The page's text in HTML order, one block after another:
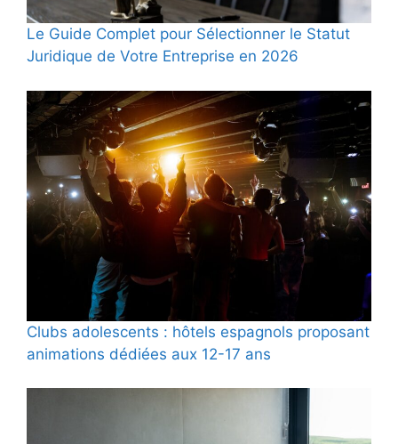
Le Guide Complet pour Sélectionner le Statut
Juridique de Votre Entreprise en 2026
Clubs adolescents : hôtels espagnols proposant
animations dédiées aux 12-17 ans